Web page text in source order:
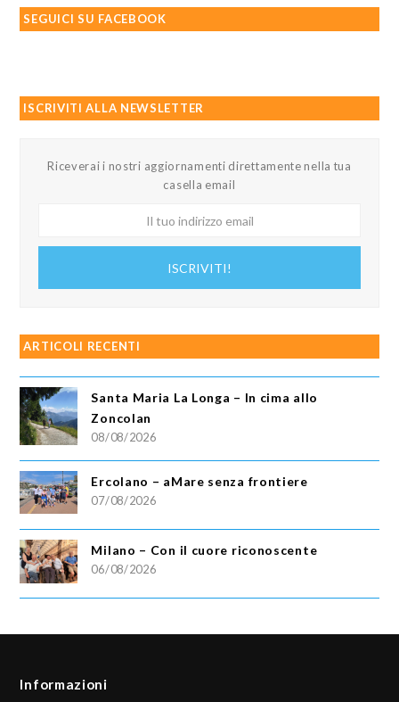
SEGUICI SU FACEBOOK
ISCRIVITI ALLA NEWSLETTER
Riceverai i nostri aggiornamenti direttamente nella tua
casella email
ISCRIVITI!
ARTICOLI RECENTI
Santa Maria La Longa – In cima allo
Zoncolan
08/08/2026
Ercolano – aMare senza frontiere
07/08/2026
Milano – Con il cuore riconoscente
06/08/2026
Informazioni